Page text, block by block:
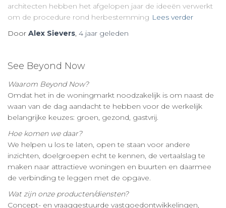
architecten hebben het afgelopen jaar de ideeën verwerkt
om de procedure rond herbestemming Lees verder
Door Alex Sievers, 4 jaar geleden
See Beyond Now
Waarom Beyond Now?
Omdat het in de woningmarkt noodzakelijk is om naast de
waan van de dag aandacht te hebben voor de werkelijk
belangrijke keuzes: groen, gezond, gastvrij.
Hoe komen we daar?
We helpen u los te laten, open te staan voor andere
inzichten, doelgroepen echt te kennen, de vertaalslag te
maken naar attractieve woningen en buurten en daarmee
de verbinding te leggen met de opgave.
Wat zijn onze producten/diensten?
Concept- en vraaggestuurde vastgoedontwikkelingen,